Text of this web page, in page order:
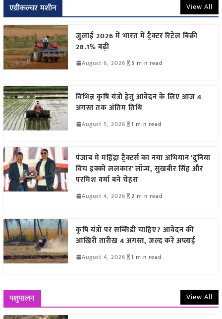
एग्रीकल्चर मशीन View All
जुलाई 2026 में भारत में ट्रैक्टर रिटेल बिक्री
28.1% बढ़ी
August 6, 2026 5 min read
विभिन्न कृषि यंत्रों हेतु आवेदन के लिए आज 4
अगस्त तक अंतिम तिथि
August 5, 2026 1 min read
पंजाब में महिंद्रा ट्रैक्टर्स का नया अभियान ‘दुनिया
विच इक्को ललकार’ लॉन्च, सुखबीर सिंह और
परमिश वर्मा बने चेहरा
August 4, 2026 2 min read
कृषि यंत्रों पर सब्सिडी चाहिए? आवेदन की
आखिरी तारीख 4 अगस्त, जल्द करें अप्लाई
August 4, 2026 1 min read
पशुपालन View All